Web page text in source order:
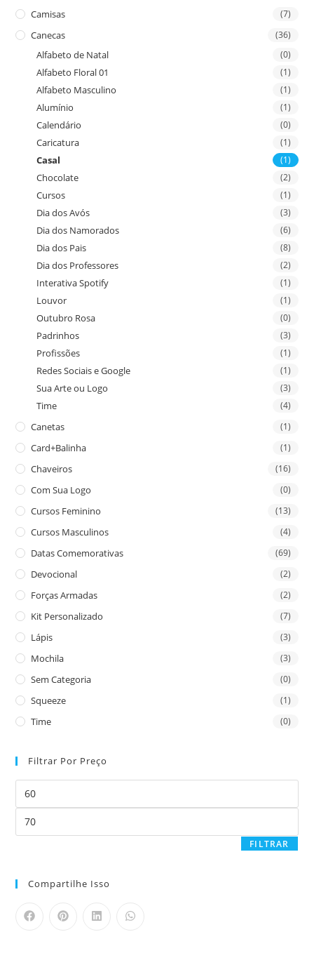
Camisas (7)
Canecas (36)
Alfabeto de Natal (0)
Alfabeto Floral 01 (1)
Alfabeto Masculino (1)
Alumínio (1)
Calendário (0)
Caricatura (1)
Casal (1)
Chocolate (2)
Cursos (1)
Dia dos Avós (3)
Dia dos Namorados (6)
Dia dos Pais (8)
Dia dos Professores (2)
Interativa Spotify (1)
Louvor (1)
Outubro Rosa (0)
Padrinhos (3)
Profissões (1)
Redes Sociais e Google (1)
Sua Arte ou Logo (3)
Time (4)
Canetas (1)
Card+Balinha (1)
Chaveiros (16)
Com Sua Logo (0)
Cursos Feminino (13)
Cursos Masculinos (4)
Datas Comemorativas (69)
Devocional (2)
Forças Armadas (2)
Kit Personalizado (7)
Lápis (3)
Mochila (3)
Sem Categoria (0)
Squeeze (1)
Time (0)
Filtrar Por Preço
FILTRAR
Compartilhe Isso